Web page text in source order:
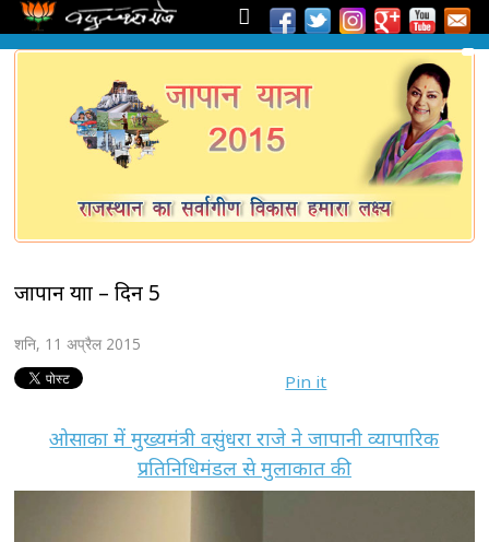
जापान यात्रा – दिन 5
शनि, 11 अप्रैल 2015
Pin it
ओसाका में मुख्यमंत्री वसुंधरा राजे ने जापानी व्यापारिक
प्रतिनिधिमंडल से मुलाकात की